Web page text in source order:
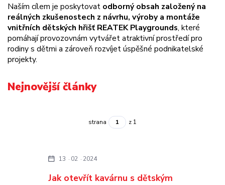
Naším cílem je poskytovat odborný obsah založený na
reálných zkušenostech z návrhu, výroby a montáže
vnitřních dětských hřišť REATEK Playgrounds, které
pomáhají provozovnám vytvářet atraktivní prostředí pro
rodiny s dětmi a zároveň rozvíjet úspěšné podnikatelské
projekty.
Nejnovější články
strana z 1
Jak otevřít kavárnu s dětským
13 02 2024